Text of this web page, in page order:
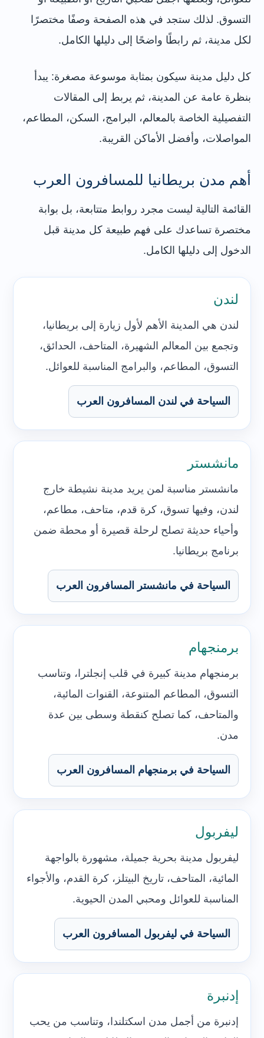
التسوق. لذلك ستجد في هذه الصفحة وصفًا مختصرًا
لكل مدينة، ثم رابطًا واضحًا إلى دليلها الكامل.
كل دليل مدينة سيكون بمثابة موسوعة مصغرة: يبدأ
بنظرة عامة عن المدينة، ثم يربط إلى المقالات
التفصيلية الخاصة بالمعالم، البرامج، السكن، المطاعم،
المواصلات، وأفضل الأماكن القريبة.
أهم مدن بريطانيا للمسافرون العرب
القائمة التالية ليست مجرد روابط متتابعة، بل بوابة
مختصرة تساعدك على فهم طبيعة كل مدينة قبل
الدخول إلى دليلها الكامل.
لندن
لندن هي المدينة الأهم لأول زيارة إلى بريطانيا،
وتجمع بين المعالم الشهيرة، المتاحف، الحدائق،
التسوق، المطاعم، والبرامج المناسبة للعوائل.
السياحة في لندن المسافرون العرب
مانشستر
مانشستر مناسبة لمن يريد مدينة نشيطة خارج
لندن، وفيها تسوق، كرة قدم، متاحف، مطاعم،
وأحياء حديثة تصلح لرحلة قصيرة أو محطة ضمن
برنامج بريطانيا.
السياحة في مانشستر المسافرون العرب
برمنجهام
برمنجهام مدينة كبيرة في قلب إنجلترا، وتناسب
التسوق، المطاعم المتنوعة، القنوات المائية،
والمتاحف، كما تصلح كنقطة وسطى بين عدة
مدن.
السياحة في برمنجهام المسافرون العرب
ليفربول
ليفربول مدينة بحرية جميلة، مشهورة بالواجهة
المائية، المتاحف، تاريخ البيتلز، كرة القدم، والأجواء
المناسبة للعوائل ومحبي المدن الحيوية.
السياحة في ليفربول المسافرون العرب
إدنبرة
إدنبرة من أجمل مدن اسكتلندا، وتناسب من يحب